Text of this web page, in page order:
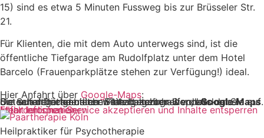
15) sind es etwa 5 Minuten Fussweg bis zur Brüsseler Str.
21.
Für Klienten, die mit dem Auto unterwegs sind, ist die
öffentliche Tiefgarage am Rudolfplatz unter dem Hotel
Barcelo (Frauenparkplätze stehen zur Verfügung!) ideal.
Hier Anfahrt über Google-Maps:
Sie sehen gerade einen Platzhalterinhalt vonGoogle Maps
. Um auf den eigentlichen Inhalt zuzugreifen, klicken Sie auf die Schaltfläche unten. Bitte beachten Sie, dass dabei Daten an Drittanbieter weitergegeben werden.
Mehr Informationen
Inhalt entsperren
Erforderlichen Service akzeptieren und Inhalte entsperren
Heilpraktiker für Psychotherapie